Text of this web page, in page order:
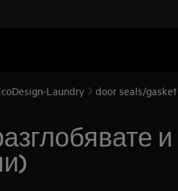
Laundry door seals/